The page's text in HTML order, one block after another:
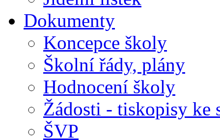
Dokumenty
Koncepce školy
Školní řády, plány
Hodnocení školy
Žádosti - tiskopisy ke
ŠVP